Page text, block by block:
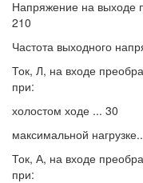
Напряжение на выходе
210
Частота выходного
Ток, Л, на входе
при:
холостом ходе ... 30
максимальной
Ток, А, на входе
при: